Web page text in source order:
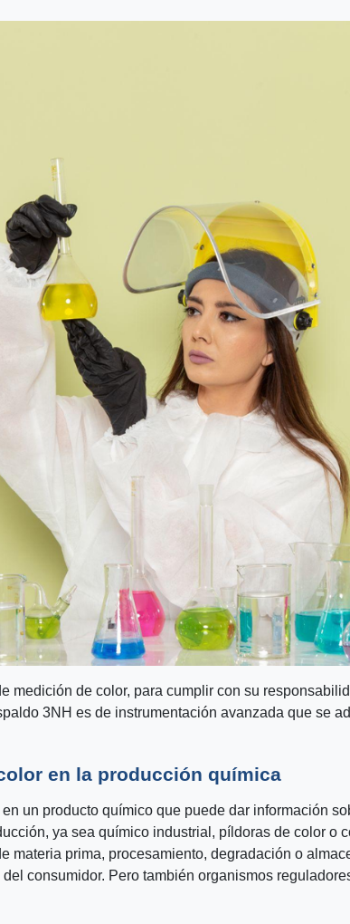
medición de color, para cumplir con su
3NH es de instrumentación avanzada que se
en la producción química
un producto químico que puede dar información
ya sea químico industrial, píldoras de color o
materia prima, procesamiento, degradación o
consumidor. Pero también organismos